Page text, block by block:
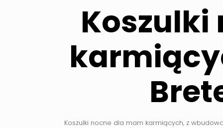
Koszulki nocne dla mam karmiących, z